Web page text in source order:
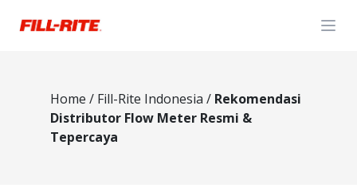
Home / Fill-Rite Indonesia / Rekomendasi
Distributor Flow Meter Resmi &
Tepercaya